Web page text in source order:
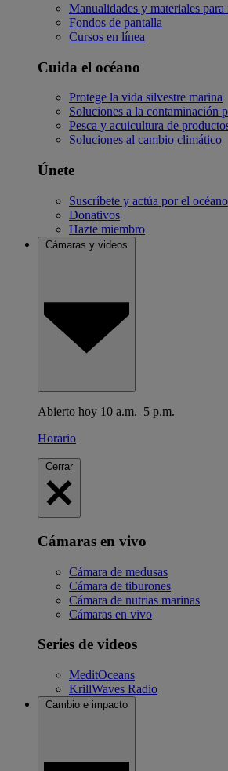
Manualidades y materiales
Fondos de pantalla
Cursos en línea
Cuida el océano
Protege la vida silvestre marina
Soluciones a la contaminación
Pesca y acuicultura de
Soluciones al cambio climático
Únete
Suscríbete y actúa por el océano
Donativos
Hazte miembro
Cámaras y videos
Abierto hoy 10 a.m.–5 p.m.
Horario
Cerrar
Cámaras en vivo
Cámara de medusas
Cámara de tiburones
Cámara de nutrias marinas
Cámaras en vivo
Series de videos
MeditOceans
KrillWaves Radio
Cambio e impacto